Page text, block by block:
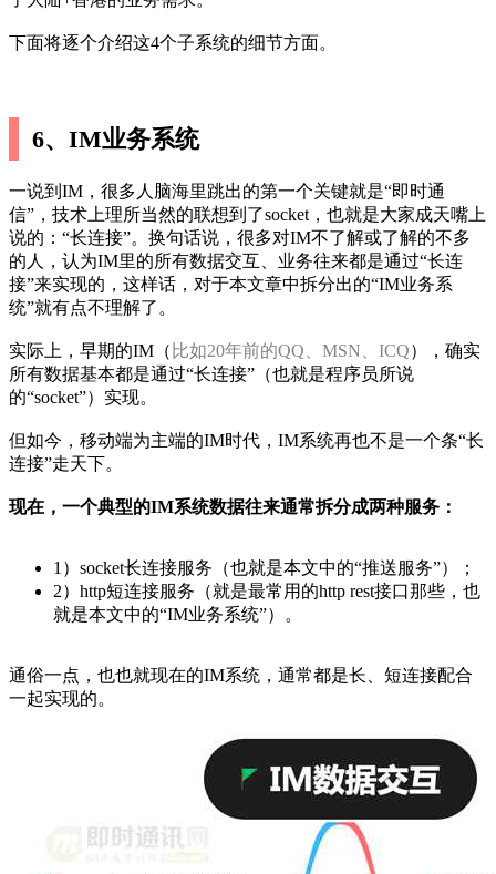
下面将逐个介绍这4个子系统的细节方面。
6、IM业务系统
一说到IM，很多人脑海里跳出的第一个关键就是“即时通
信”，技术上理所当然的联想到了socket，也就是大家成天嘴上
说的：“长连接”。换句话说，很多对IM不了解或了解的不多
的人，认为IM里的所有数据交互、业务往来都是通过“长连
接”来实现的，这样话，对于本文章中拆分出的“IM业务系
统”就有点不理解了。
实际上，早期的IM（ 比如20年前的QQ、MSN、ICQ），确实
所有数据基本都是通过“长连接”（也就是程序员所说
的“socket”）实现。
但如今，移动端为主端的IM时代，IM系统再也不是一个条“长
连接”走天下。
现在，一个典型的IM系统数据往来通常拆分成两种服务：
1）socket长连接服务（也就是本文中的“推送服务”）；
2）http短连接服务（就是最常用的http rest接口那些，也
就是本文中的“IM业务系统”）。
通俗一点，也也就现在的IM系统，通常都是长、短连接配合
一起实现的。